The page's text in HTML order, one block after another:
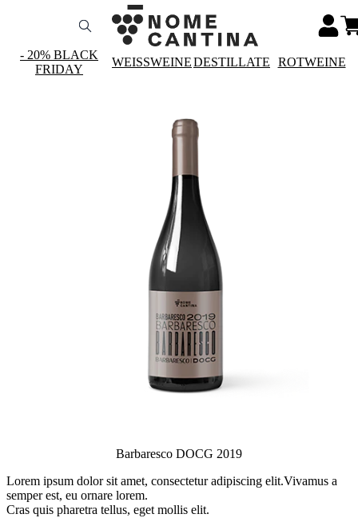
- 20% BLACK
FRIDAY
WEISSWEINEDESTILLATE ROTWEINE
Barbaresco DOCG 2019
Lorem ipsum dolor sit amet, consectetur adipiscing elit.Vivamus a
semper est, eu ornare lorem.
Cras quis pharetra tellus, eget mollis elit.